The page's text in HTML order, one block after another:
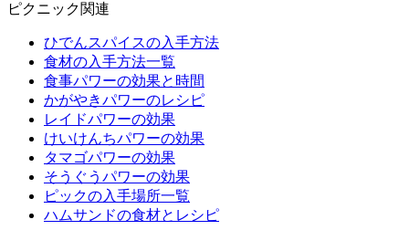
ピクニック関連
ひでんスパイスの入手方法
食材の入手方法一覧
食事パワーの効果と時間
かがやきパワーのレシピ
レイドパワーの効果
けいけんちパワーの効果
タマゴパワーの効果
そうぐうパワーの効果
ピックの入手場所一覧
ハムサンドの食材とレシピ